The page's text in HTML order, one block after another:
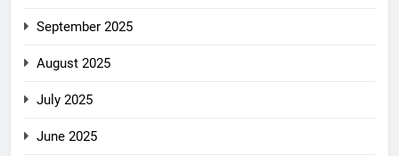
September 2025
August 2025
July 2025
June 2025